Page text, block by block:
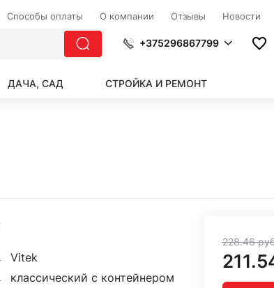
Способы оплаты О компании Отзывы Новости
+375296867799
ДАЧА, САД СТРОЙКА И РЕМОНТ
Vitek
классический с контейнером
228.46